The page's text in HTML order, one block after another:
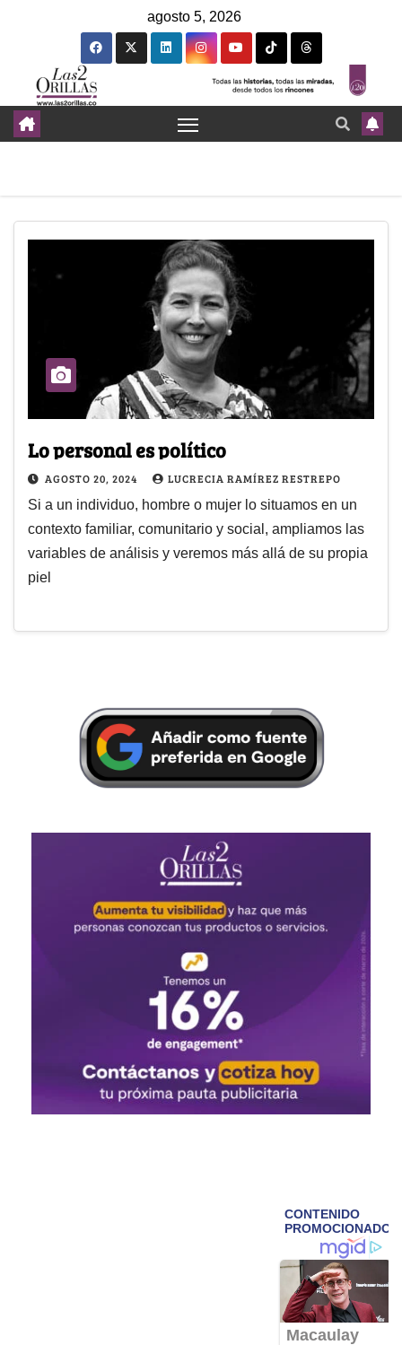
agosto 5, 2026
Lo personal es político
AGOSTO 20, 2024 LUCRECIA RAMÍREZ RESTREPO
Si a un individuo, hombre o mujer lo situamos en un
contexto familiar, comunitario y social, ampliamos las
variables de análisis y veremos más allá de su propia
piel